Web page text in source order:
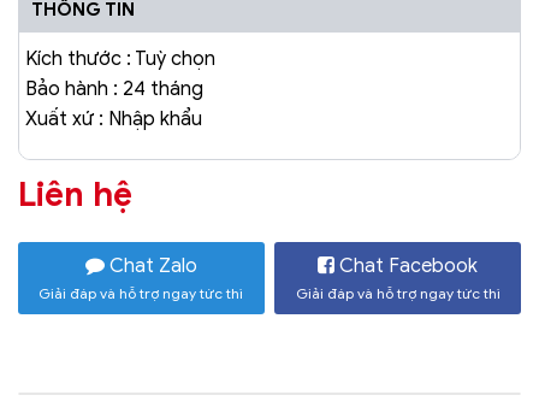
THÔNG TIN
Kích thước : Tuỳ chọn
Bảo hành : 24 tháng
Xuất xứ : Nhập khẩu
Liên hệ
Chat Zalo
Giải đáp và hỗ trợ ngay tức thì
Chat Facebook
Giải đáp và hỗ trợ ngay tức thì